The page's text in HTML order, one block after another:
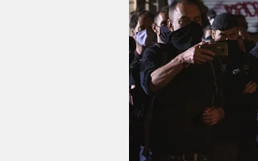
verlag
verlag
veranstaltungen
fragen & hilfe